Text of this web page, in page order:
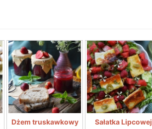
Dżem truskawkowy
Sałatka Lipcowej